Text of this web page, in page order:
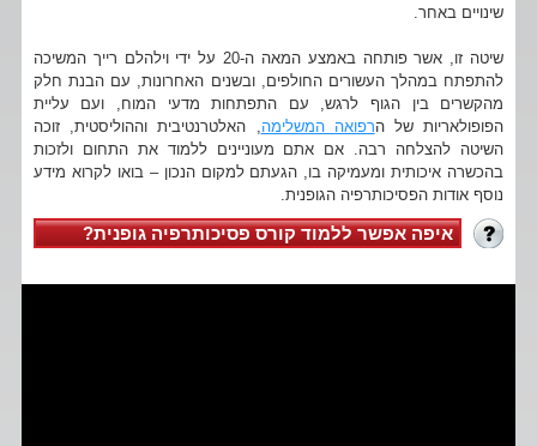
שינויים באחר.
שיטה זו, אשר פותחה באמצע המאה ה-20 על ידי וילהלם רייך המשיכה
להתפתח במהלך העשורים החולפים, ובשנים האחרונות, עם הבנת חלק
מהקשרים בין הגוף לרגש, עם התפתחות מדעי המוח, ועם עליית
הפופולאריות של הרפואה המשלימה, האלטרנטיבית וההוליסטית, זוכה
השיטה להצלחה רבה. אם אתם מעוניינים ללמוד את התחום ולזכות
בהכשרה איכותית ומעמיקה בו, הגעתם למקום הנכון – בואו לקרוא מידע
נוסף אודות הפסיכותרפיה הגופנית.
איפה אפשר ללמוד קורס פסיכותרפיה גופנית?